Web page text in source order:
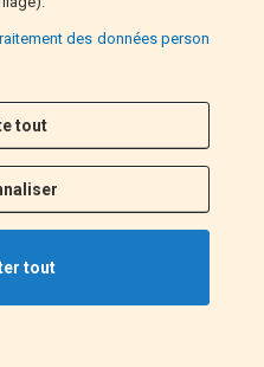
des données person
tout
tout